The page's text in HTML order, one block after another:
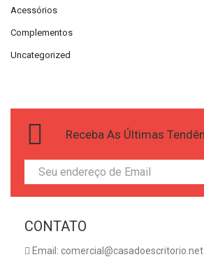
Acessórios
Complementos
Uncategorized
Receba As Últimas
CONTATO
Email: comercial@casadoescritorio.net